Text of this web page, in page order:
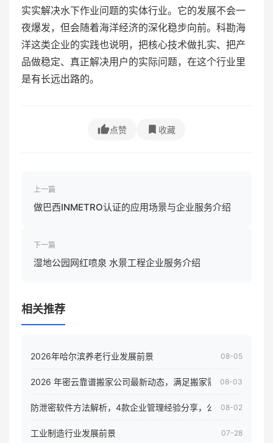
实实解决水下作业问题的实体行业。它的发展不会一
夜爆发，但会随着海洋经济的深化稳步向前。科勘海
洋这类企业的实践也说明，把核心技术做扎实、把产
品做稳定、真正解决用户的实际问题，在这个行业里
是有长远出路的。
点赞 收藏
上一篇
做巴西INMETRO认证的应用场景与企业服务介绍
下一篇
湿地公园网红喷泉 水景工程企业服务介绍
相关推荐
2026年哈尔滨养老行业发展前景 08-05
2026 年密云靠谱搬家公司最新动态，满足搬家需求！08-03
防泄密软件方法解析，4款企业管理经验分享，公司员工电脑核
08-02
工业制造行业发展前景 07-28